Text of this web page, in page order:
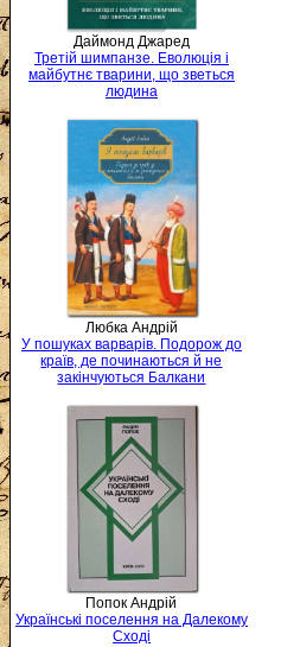
Даймонд Джаред
Третій шимпанзе. Еволюція і
майбутнє тварини, що зветься
людина
Любка Андрій
У пошуках варварів. Подорож до
країв, де починаються й не
закінчуються Балкани
Попок Андрій
Українські поселення на Далекому
Сході